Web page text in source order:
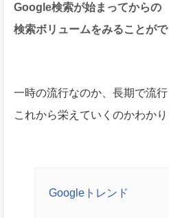
Google検索が始まってからの
検索ボリュームをみることがで
一時の流行なのか、長期で流行
これから栄えていくのかわかり
Googleトレンド